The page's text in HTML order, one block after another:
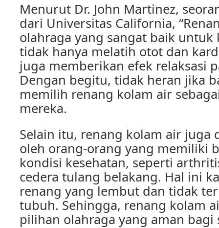
Menurut Dr. John Martinez,
dari Universitas California,
olahraga yang sangat baik untuk
tidak hanya melatih otot dan
juga memberikan efek relaksasi
Dengan begitu, tidak heran jika
memilih renang kolam air
mereka.
Selain itu, renang kolam air juga
oleh orang-orang yang memiliki
kondisi kesehatan, seperti
cedera tulang belakang. Hal ini
renang yang lembut dan tidak
tubuh. Sehingga, renang kolam
pilihan olahraga yang aman bagi